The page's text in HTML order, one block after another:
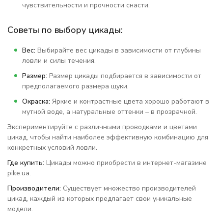
чувствительности и прочности снасти.
Советы по выбору цикады:
Вес: Выбирайте вес цикады в зависимости от глубины
ловли и силы течения.
Размер: Размер цикады подбирается в зависимости от
предполагаемого размера щуки.
Окраска: Яркие и контрастные цвета хорошо работают в
мутной воде, а натуральные оттенки – в прозрачной.
Экспериментируйте с различными проводками и цветами
цикад, чтобы найти наиболее эффективную комбинацию для
конкретных условий ловли.
Где купить: Цикады можно приобрести в интернет-магазине
pike.ua.
Производители: Существует множество производителей
цикад, каждый из которых предлагает свои уникальные
модели.